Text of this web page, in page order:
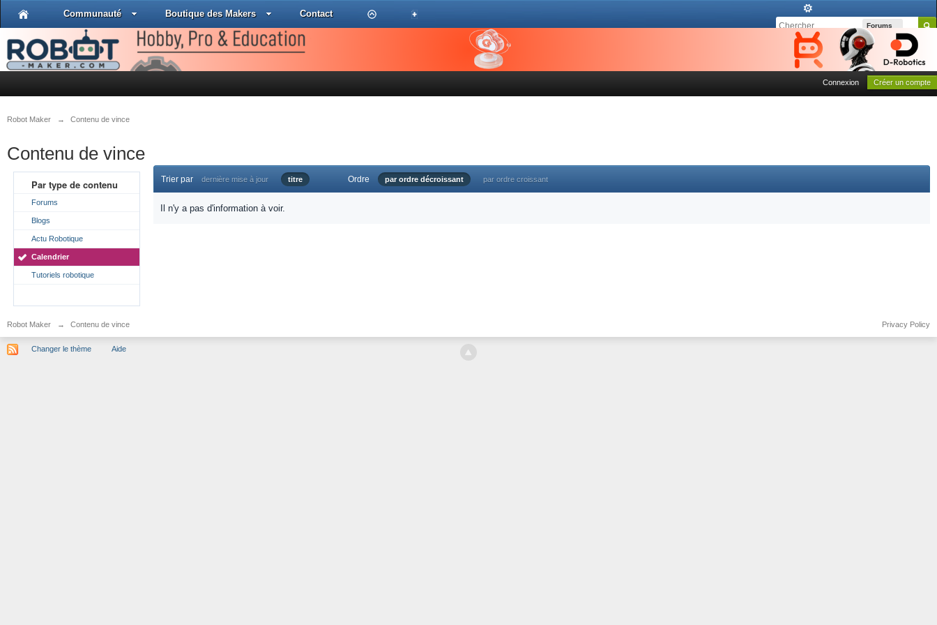
Communauté Boutique des Makers Contact
Forums
Connexion Créer un compte
Robot Maker → Contenu de vince
Contenu de vince
Par type de contenu
Forums
Blogs
Actu Robotique
Calendrier
Tutoriels robotique
Trier par dernière mise à jour titre Ordre par ordre décroissant par ordre croissant
Il n'y a pas d'information à voir.
Robot Maker → Contenu de vince Privacy Policy
Changer le thème Aide